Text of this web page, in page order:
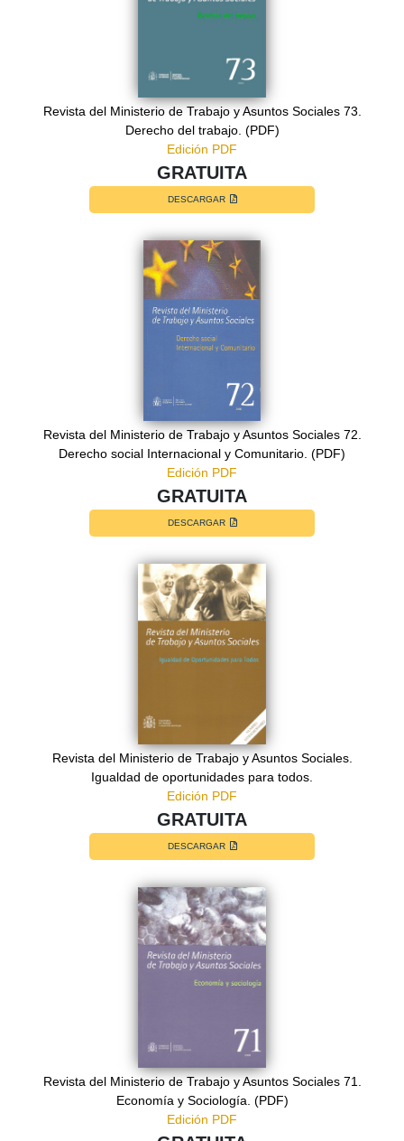
Revista del Ministerio de Trabajo y Asuntos Sociales 73.
Derecho del trabajo. (PDF)
Edición PDF
GRATUITA
DESCARGAR
Revista del Ministerio de Trabajo y Asuntos Sociales 72.
Derecho social Internacional y Comunitario. (PDF)
Edición PDF
GRATUITA
DESCARGAR
Revista del Ministerio de Trabajo y Asuntos Sociales.
Igualdad de oportunidades para todos.
Edición PDF
GRATUITA
DESCARGAR
Revista del Ministerio de Trabajo y Asuntos Sociales 71.
Economía y Sociología. (PDF)
Edición PDF